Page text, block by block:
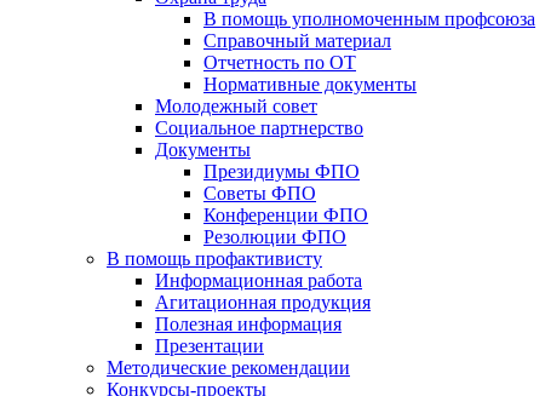
В помощь уполномоченным профсоюза
Справочный материал
Отчетность по ОТ
Нормативные документы
Молодежный совет
Социальное партнерство
Документы
Президиумы ФПО
Советы ФПО
Конференции ФПО
Резолюции ФПО
В помощь профактивисту
Информационная работа
Агитационная продукция
Полезная информация
Презентации
Методические рекомендации
Конкурсы-проекты